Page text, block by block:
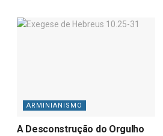
ARMINIANISMO
A Desconstrução do Orgulho